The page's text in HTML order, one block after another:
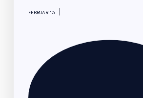
FEBRUAR 13 |